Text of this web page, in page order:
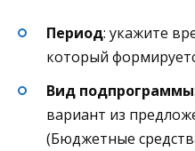
Период: укажите
который
Вид подпрограммы
вариант из
(Бюджетные